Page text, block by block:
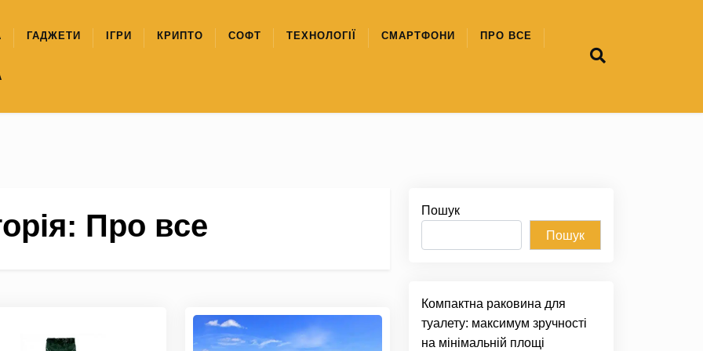
ГАДЖЕТИ ІГРИ КРИПТО СОФТ ТЕХНОЛОГІЇ СМАРТФОНИ ПРО ВСЕ
Про все
Пошук
Пошук
Компактна раковина для
туалету: максимум зручності
на мінімальній площі